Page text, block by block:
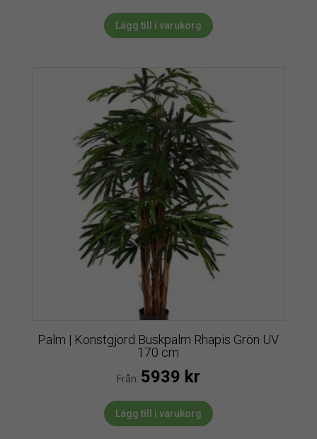
Lägg till i varukorg
Palm | Konstgjord Buskpalm Rhapis Grön UV
170 cm
Från: 5939 kr
Lägg till i varukorg